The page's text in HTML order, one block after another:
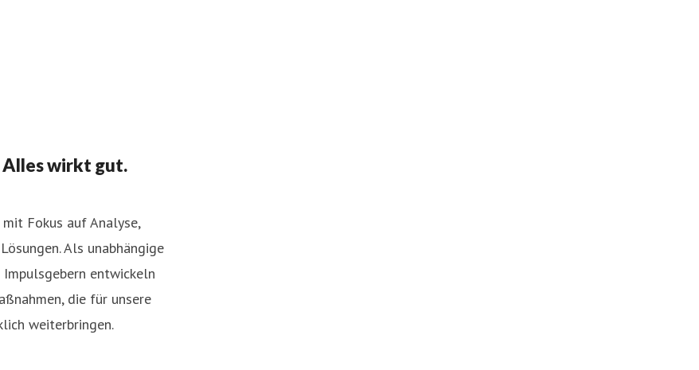
wirkt gut.
Fokus auf Analyse,
Als unabhängige
entwickeln
die für unsere
weiterbringen.